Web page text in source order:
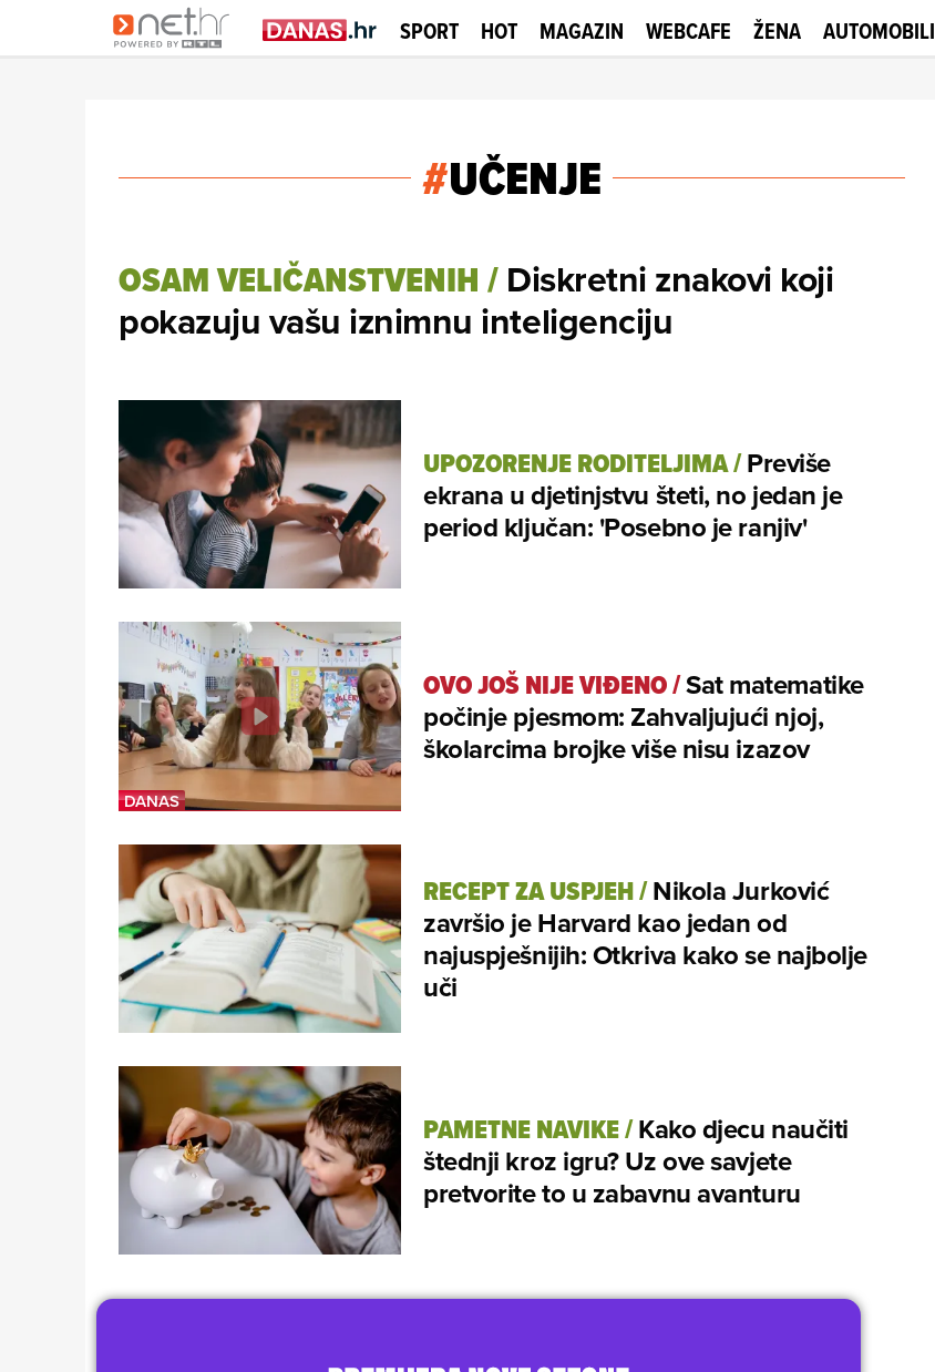
SPORT HOT MAGAZIN WEBCAFE ŽENA AUTOMOBILI
#UČENJE
OSAM VELIČANSTVENIH/Diskretni znakovi koji
pokazuju vašu iznimnu inteligenciju
UPOZORENJE RODITELJIMA/Previše
ekrana u djetinjstvu šteti, no jedan je
period ključan: 'Posebno je ranjiv'
OVO JOŠ NIJE VIĐENO/Sat matematike
počinje pjesmom: Zahvaljujući njoj,
školarcima brojke više nisu izazov
RECEPT ZA USPJEH/Nikola Jurković
završio je Harvard kao jedan od
najuspješnijih: Otkriva kako se najbolje
uči
PAMETNE NAVIKE/Kako djecu naučiti
štednji kroz igru? Uz ove savjete
pretvorite to u zabavnu avanturu